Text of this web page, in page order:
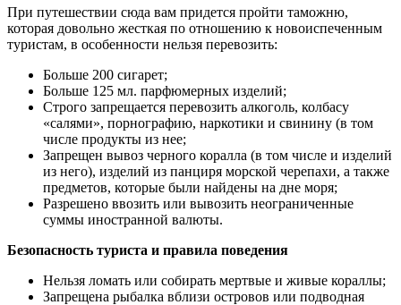
При путешествии сюда вам придется пройти таможню,
которая довольно жесткая по отношению к новоиспеченным
туристам, в особенности нельзя перевозить:
Больше 200 сигарет;
Больше 125 мл. парфюмерных изделий;
Строго запрещается перевозить алкоголь, колбасу
«салями», порнографию, наркотики и свинину (в том
числе продукты из нее;
Запрещен вывоз черного коралла (в том числе и изделий
из него), изделий из панциря морской черепахи, а также
предметов, которые были найдены на дне моря;
Разрешено ввозить или вывозить неограниченные
суммы иностранной валюты.
Безопасность туриста и правила поведения
Нельзя ломать или собирать мертвые и живые кораллы;
Запрещена рыбалка вблизи островов или подводная